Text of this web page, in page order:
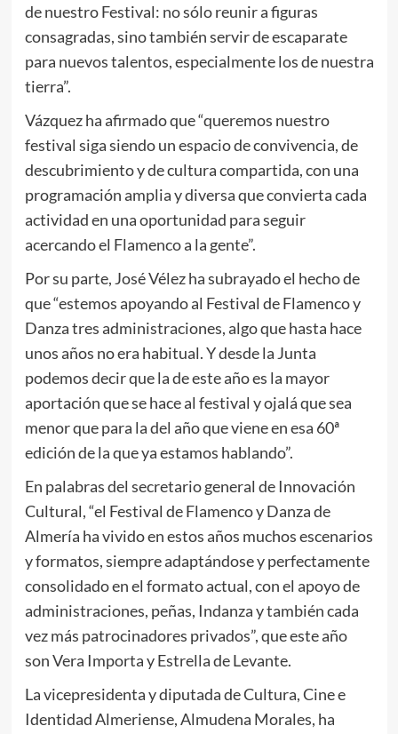
de nuestro Festival: no sólo reunir a figuras
consagradas, sino también servir de escaparate
para nuevos talentos, especialmente los de nuestra
tierra”.
Vázquez ha afirmado que “queremos nuestro
festival siga siendo un espacio de convivencia, de
descubrimiento y de cultura compartida, con una
programación amplia y diversa que convierta cada
actividad en una oportunidad para seguir
acercando el Flamenco a la gente”.
Por su parte, José Vélez ha subrayado el hecho de
que “estemos apoyando al Festival de Flamenco y
Danza tres administraciones, algo que hasta hace
unos años no era habitual. Y desde la Junta
podemos decir que la de este año es la mayor
aportación que se hace al festival y ojalá que sea
menor que para la del año que viene en esa 60ª
edición de la que ya estamos hablando”.
En palabras del secretario general de Innovación
Cultural, “el Festival de Flamenco y Danza de
Almería ha vivido en estos años muchos escenarios
y formatos, siempre adaptándose y perfectamente
consolidado en el formato actual, con el apoyo de
administraciones, peñas, Indanza y también cada
vez más patrocinadores privados”, que este año
son Vera Importa y Estrella de Levante.
La vicepresidenta y diputada de Cultura, Cine e
Identidad Almeriense, Almudena Morales, ha